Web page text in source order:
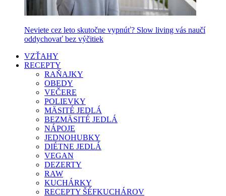
Neviete cez leto skutočne vypnúť? Slow living vás naučí
oddychovať bez výčitiek
VZŤAHY
RECEPTY
RAŇAJKY
OBEDY
VEČERE
POLIEVKY
MÄSITÉ JEDLÁ
BEZMÄSITÉ JEDLÁ
NÁPOJE
JEDNOHUBKY
DIÉTNE JEDLÁ
VEGAN
DEZERTY
RAW
KUCHÁRKY
RECEPTY ŠÉFKUCHÁROV